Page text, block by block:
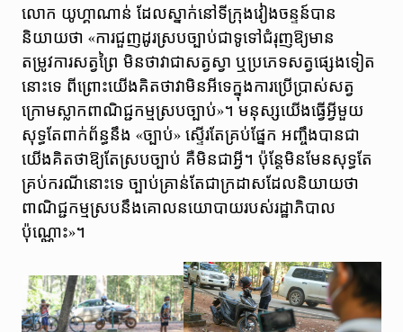
លោក យូហ្គាណាន់ ដែលស្នាក់នៅទីក្រុងវៀងចន្ទន៍បាន
និយាយថា «ការជួញដូរស្របច្បាប់ជាទូទៅជំរុញឱ្យមាន
តម្រូវការសត្វព្រៃ មិនថាវាជាសត្វស្វា ឬប្រភេទសត្វផ្សេងទៀត
នោះទេ ពីព្រោះយើងគិតថាវាមិនអីទេក្នុងការប្រើប្រាស់សត្វ
ក្រោមស្លាកពាណិជ្ជកម្មស្របច្បាប់»។ មនុស្សយើងធ្វើអ្វីមួយ
សុទ្ធតែពាក់ព័ន្ធនឹង «ច្បាប់» ស្ទើរតែគ្រប់ផ្នែក អញ្ចឹងបានជា
យើងគិតថាឱ្យតែស្របច្បាប់ គឺមិនជាអ្វី។ ប៉ុន្តែមិនមែនសុទ្ធតែ
គ្រប់ករណីនោះទេ ច្បាប់គ្រាន់តែជាក្រដាសដែលនិយាយថា
ពាណិជ្ជកម្មស្របនឹងគោលនយោបាយរបស់រដ្ឋាភិបាល
ប៉ុណ្ណោះ»។